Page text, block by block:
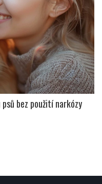
bez použití narkózy